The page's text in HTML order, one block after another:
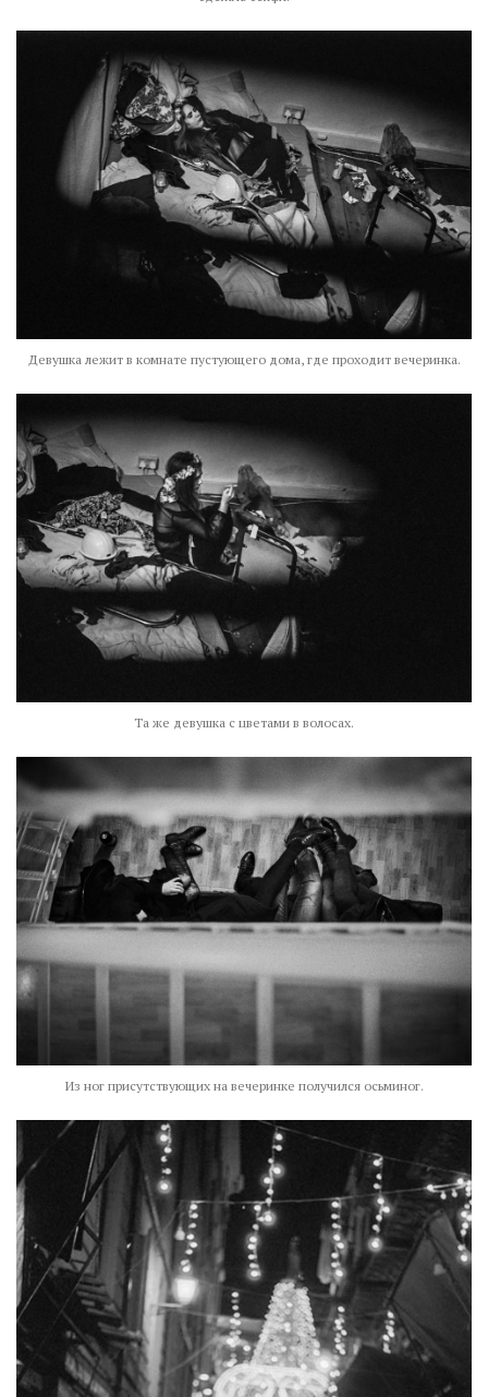
Девушка лежит в комнате пустующего дома, где проходит вечеринка.
Та же девушка с цветами в волосах.
Из ног присутствующих на вечеринке получился осьминог.